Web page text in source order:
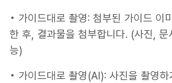
• 가이드대로 촬영: 첨부된 가이드 이
한 후, 결과물을 첨부합니다. (사진,
능)
• 가이드대로 촬영(AI): 사진을 촬영